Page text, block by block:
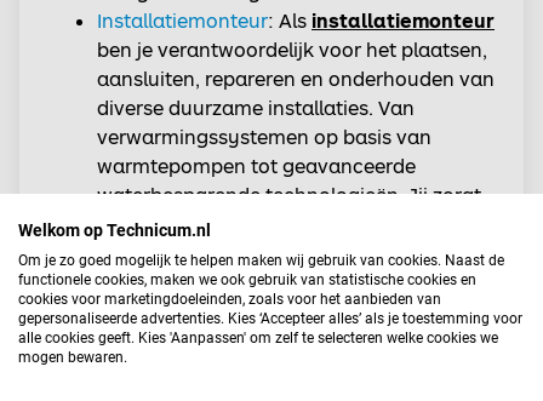
Installatiemonteur: Als installatiemonteur
ben je verantwoordelijk voor het plaatsen,
aansluiten, repareren en onderhouden van
diverse duurzame installaties. Van
verwarmingssystemen op basis van
warmtepompen tot geavanceerde
waterbesparende technologieën. Jij zorgt
ervoor dat de groene technologieën
naadloos integreren in gebouwen en
processen, waardoor ze efficiënt en
effectief werken.
Servicemonteur: Alsservicemonteurben
jij de technische redder in nood. Jij staat
Welkom op Technicum.nl
Om je zo goed mogelijk te helpen maken wij gebruik van cookies. Naast de
functionele cookies, maken we ook gebruik van statistische cookies en
cookies voor marketingdoeleinden, zoals voor het aanbieden van
gepersonaliseerde advertenties. Kies ‘Accepteer alles’ als je toestemming voor
alle cookies geeft. Kies 'Aanpassen' om zelf te selecteren welke cookies we
mogen bewaren.